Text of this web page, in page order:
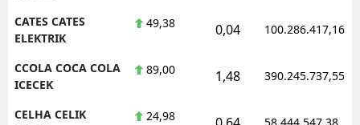
CATES CATES
ELEKTRIK
49,38 0,04 100.286.417,16
CCOLA COCA COLA
ICECEK
89,00 1,48 390.245.737,55
CELHA CELIK
24,98 58.444.547,38